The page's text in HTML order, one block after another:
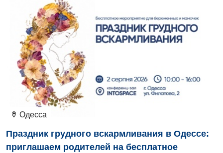
Детская гастроэнтерология
Детская гинекология
Детская дерматовенерология
Детская кардиоревматология
Детская неврология
Детская ортопедия и травматология
Детская офтальмология
Одесса
Праздник грудного вскармливания в Одессе:
приглашаем родителей на бесплатное